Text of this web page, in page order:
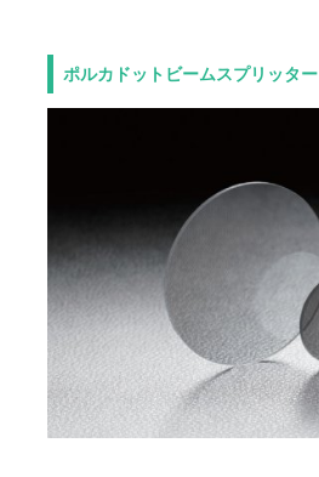
ポルカドットビームスプリッター